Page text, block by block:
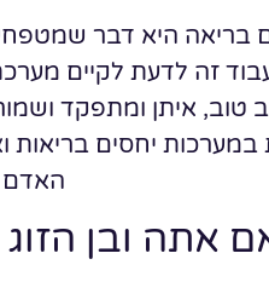
בריאה היא דבר
זה לדעת לקיים
איתן ומתפקד
במערכות יחסים
האדם
אתה ובן